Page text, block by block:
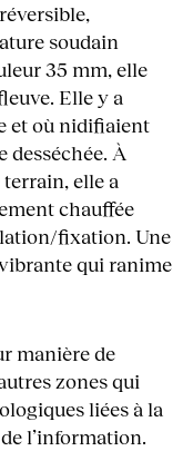
soudain
35 mm, elle
Elle y a
et où nidifiaient
desséchée. À
elle a
chauffée
fixation. Une
qui ranime
manière de
zones qui
liées à la
de l’information.